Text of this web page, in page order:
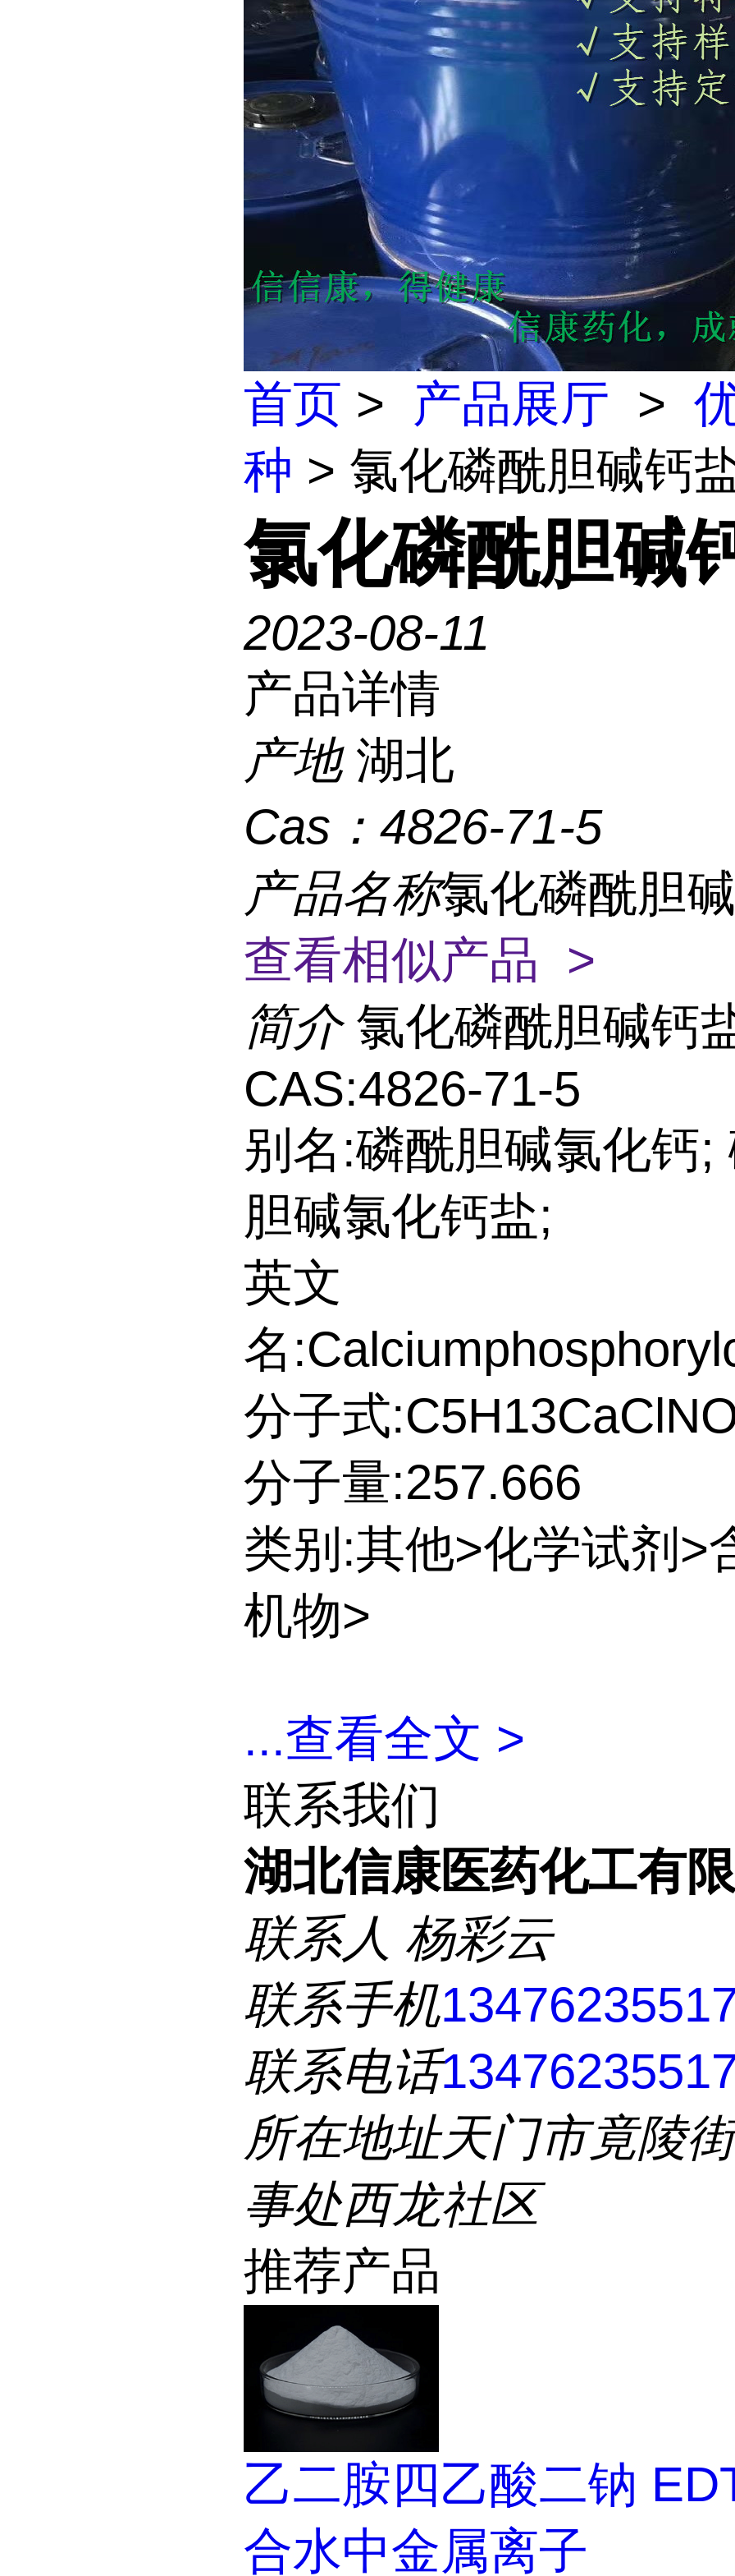
首页 > 产品展厅 >
种 > 氯化磷酰胆碱钙
氯化磷酰胆碱
2023-08-11
产品详情
产地 湖北
Cas： 4826-71-5
产品名称氯化磷酰胆
查看相似产品 >
简介 氯化磷酰胆碱钙
CAS:4826-71-5
别名:磷酰胆碱氯化钙;
胆碱氯化钙盐;
英文
名
分子式
分子量:257.666
类别:其他>化学试剂>
机物>
...查看全文 >
联系我们
湖北信康医药化工有
联系人 杨彩云
联系手机
联系电话
所在地址天门市竟陵
事处西龙社区
推荐产品
乙二胺四乙酸二钠
合水中金属离子